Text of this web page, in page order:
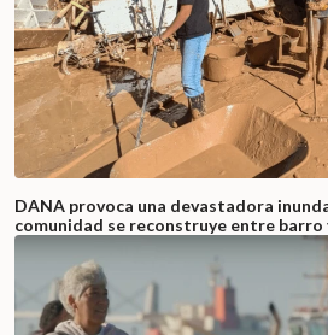
DANA provoca una devastadora
comunidad se reconstruye entre barro